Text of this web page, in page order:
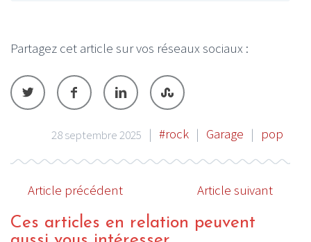
Partagez cet article sur vos réseaux sociaux :
28 septembre 2025 | #rock | Garage | pop
Article précédent Article suivant
Ces articles en relation peuvent